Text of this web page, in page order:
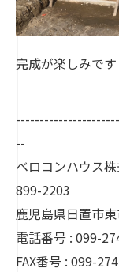
完成が楽しみです
--
ベロコンハウス
899-2203
鹿児島県日置市
電話番号 : 099-
FAX番号 : 099-